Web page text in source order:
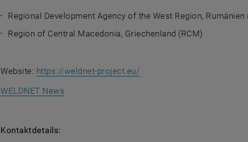
Regional Development Agency of the West Region, Rumänien
Region of Central Macedonia, Griechenland (RCM)
Website: https://weldnet-project.eu/
WELDNET News
Kontaktdetails: